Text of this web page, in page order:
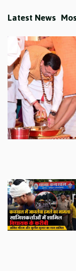
Latest News